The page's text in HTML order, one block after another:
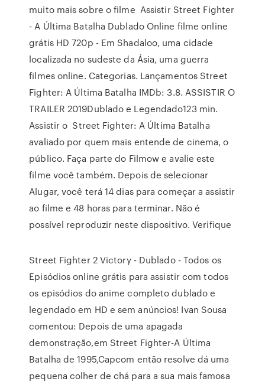
muito mais sobre o filme Assistir Street Fighter
- A Última Batalha Dublado Online filme online
grátis HD 720p - Em Shadaloo, uma cidade
localizada no sudeste da Ásia, uma guerra
filmes online. Categorias. Lançamentos Street
Fighter: A Última Batalha IMDb: 3.8. ASSISTIR O
TRAILER 2019Dublado e Legendado123 min.
Assistir o Street Fighter: A Última Batalha
avaliado por quem mais entende de cinema, o
público. Faça parte do Filmow e avalie este
filme você também. Depois de selecionar
Alugar, você terá 14 dias para começar a assistir
ao filme e 48 horas para terminar. Não é
possível reproduzir neste dispositivo. Verifique
Street Fighter 2 Victory - Dublado - Todos os
Episódios online grátis para assistir com todos
os episódios do anime completo dublado e
legendado em HD e sem anúncios! Ivan Sousa
comentou: Depois de uma apagada
demonstração,em Street Fighter-A Última
Batalha de 1995,Capcom então resolve dá uma
pequena colher de chá para a sua mais famosa